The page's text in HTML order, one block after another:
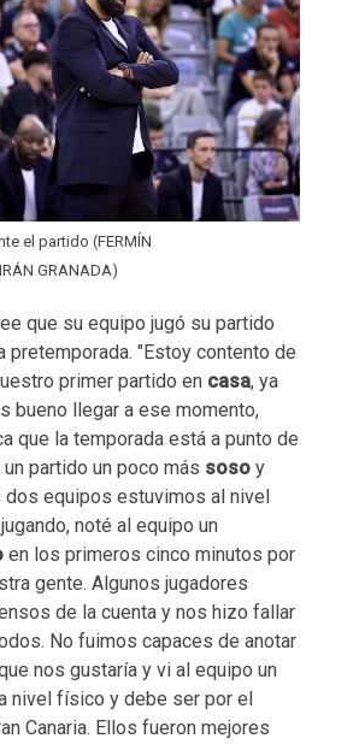
el partido (FERMÍN
GRANADA)
que su equipo jugó su partido
pretemporada. "Estoy contento de
primer partido en casa, ya
bueno llegar a ese momento,
que la temporada está a punto de
partido un poco más soso y
dos equipos estuvimos al nivel
noté al equipo un
en los primeros cinco minutos por
gente. Algunos jugadores
de la cuenta y nos hizo fallar
No fuimos capaces de anotar
nos gustaría y vi al equipo un
nivel físico y debe ser por el
Canaria. Ellos fueron mejores